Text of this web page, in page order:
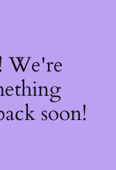
We're
soon!